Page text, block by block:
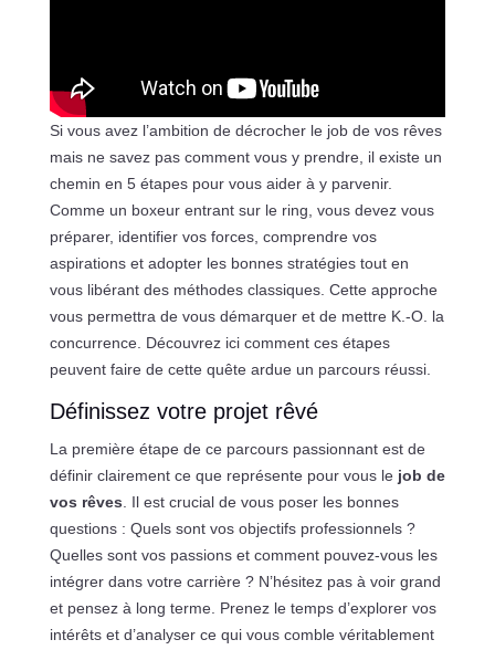
Si vous avez l’ambition de décrocher le job de vos rêves
mais ne savez pas comment vous y prendre, il existe un
chemin en 5 étapes pour vous aider à y parvenir.
Comme un boxeur entrant sur le ring, vous devez vous
préparer, identifier vos forces, comprendre vos
aspirations et adopter les bonnes stratégies tout en
vous libérant des méthodes classiques. Cette approche
vous permettra de vous démarquer et de mettre K.-O. la
concurrence. Découvrez ici comment ces étapes
peuvent faire de cette quête ardue un parcours réussi.
Définissez votre projet rêvé
La première étape de ce parcours passionnant est de
définir clairement ce que représente pour vous le job de
vos rêves . Il est crucial de vous poser les bonnes
questions : Quels sont vos objectifs professionnels ?
Quelles sont vos passions et comment pouvez-vous les
intégrer dans votre carrière ? N’hésitez pas à voir grand
et pensez à long terme. Prenez le temps d’explorer vos
intérêts et d’analyser ce qui vous comble véritablement